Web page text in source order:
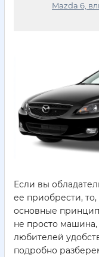
Mazda 6,
Если вы
ее приобрести,
основные
не просто машина,
любителей
подробно